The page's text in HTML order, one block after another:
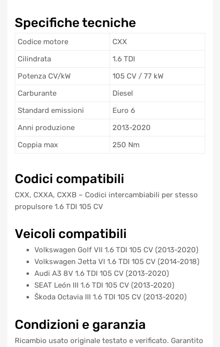
Specifiche tecniche
Codice motore
CXX
Cilindrata
1.6 TDI
Potenza CV/kW
105 CV / 77 kW
Carburante
Diesel
Standard emissioni
Euro 6
Anni produzione
2013-2020
Coppia max
250 Nm
Codici compatibili
CXX, CXXA, CXXB – Codici intercambiabili per stesso
propulsore 1.6 TDI 105 CV
Veicoli compatibili
Volkswagen Golf VII 1.6 TDI 105 CV (2013-2020)
Volkswagen Jetta VI 1.6 TDI 105 CV (2014-2018)
Audi A3 8V 1.6 TDI 105 CV (2013-2020)
SEAT León III 1.6 TDI 105 CV (2013-2020)
Škoda Octavia III 1.6 TDI 105 CV (2013-2020)
Condizioni e garanzia
Ricambio usato originale testato e verificato. Garantito